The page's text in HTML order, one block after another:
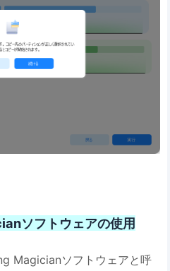
ソフトウェアの使用
Magicianソフトウェアと呼